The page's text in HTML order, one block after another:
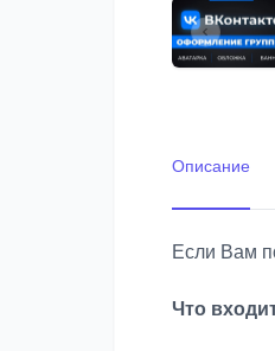
Описание
Если Вам
Что